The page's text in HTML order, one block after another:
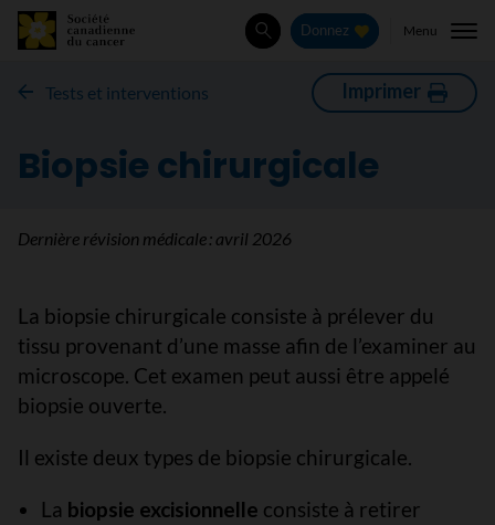
Rechercher
Donnez Menu
Tests et interventions Imprimer
Biopsie chirurgicale
Dernière révision médicale : avril 2026
La biopsie chirurgicale consiste à prélever du
tissu provenant d’une masse afin de l’examiner au
microscope. Cet examen peut aussi être appelé
biopsie ouverte.
Il existe deux types de biopsie chirurgicale.
La biopsie excisionnelle consiste à retirer